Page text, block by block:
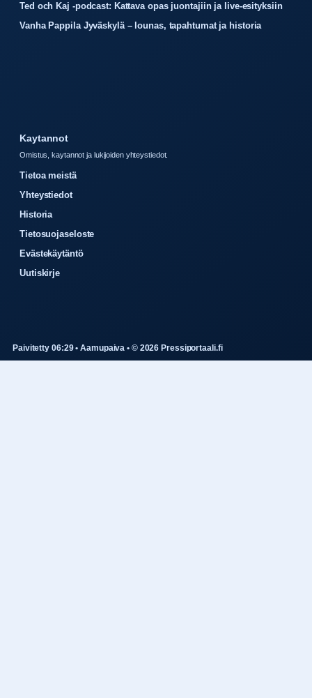
Ted och Kaj -podcast: Kattava opas juontajiin ja live-esityksiin
Vanha Pappila Jyväskylä – lounas, tapahtumat ja historia
Kaytannot
Omistus, kaytannot ja lukijoiden yhteystiedot.
Tietoa meistä
Yhteystiedot
Historia
Tietosuojaseloste
Evästekäytäntö
Uutiskirje
Paivitetty 06:29 • Aamupaiva • © 2026 Pressiportaali.fi